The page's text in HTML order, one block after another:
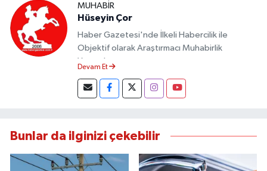
MUHABIR
Hüseyin Çor
Haber Gazetesi'nde İlkeli Habercilik ile
Objektif olarak Araştırmacı Muhabirlik
Yapmaktayım.
Devam Et
Bunlar da ilginizi çekebilir